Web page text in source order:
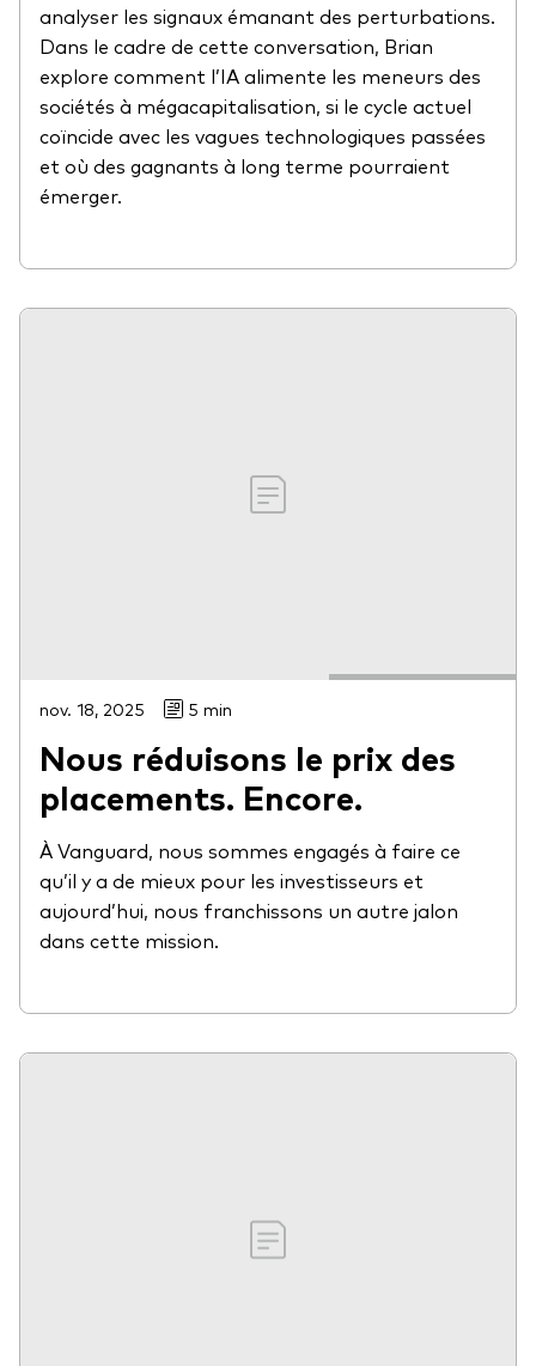
analyser les signaux émanant des perturbations.
Dans le cadre de cette conversation, Brian
explore comment l’IA alimente les meneurs des
sociétés à mégacapitalisation, si le cycle actuel
coïncide avec les vagues technologiques passées
et où des gagnants à long terme pourraient
émerger.
nov. 18, 2025 5 min
Nous réduisons le prix des
placements. Encore.
À Vanguard, nous sommes engagés à faire ce
qu’il y a de mieux pour les investisseurs et
aujourd’hui, nous franchissons un autre jalon
dans cette mission.